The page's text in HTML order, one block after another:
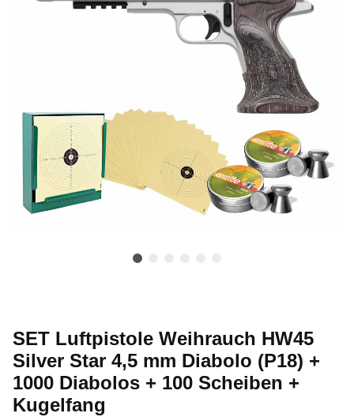
SET Luftpistole Weihrauch HW45
Silver Star 4,5 mm Diabolo (P18) +
1000 Diabolos + 100 Scheiben +
Kugelfang